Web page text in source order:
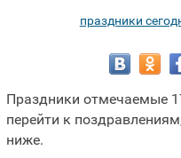
праздники
Праздники отмечаемые
перейти к
ниже.